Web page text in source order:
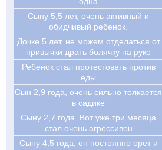
Сыну 5,5 лет, очень активный и
обидчивый ребенок.
Дочке 5 лет, не можем отделаться от
привычки драть болячку на руке
Ребенок стал протестовать против
еды
Cын 2,9 года, очень сильно толкается
в садике
Cыну 2,7 года. Вот уже три месяца
стал очень агрессивен
Cыну 4,5 года, он постоянно орёт и